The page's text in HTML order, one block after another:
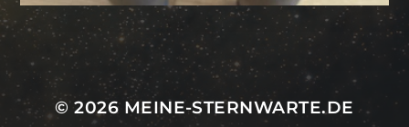
Mastodon
© 2026 MEINE-STERNWARTE.DE